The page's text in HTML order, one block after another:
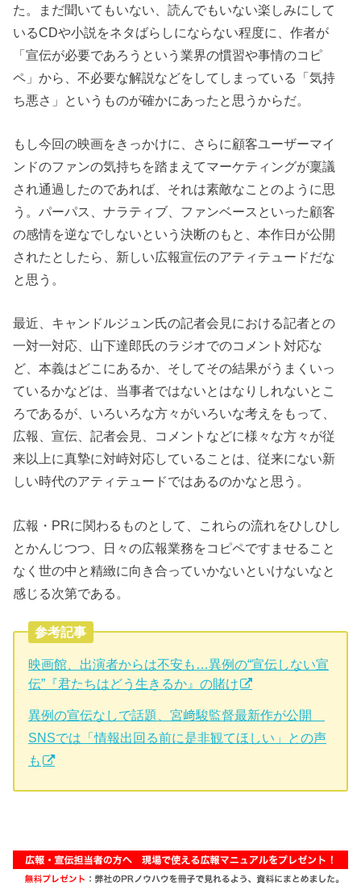
た。まだ聞いてもいない、読んでもいない楽しみにして
いるCDや小説をネタばらしにならない程度に、作者が
「宣伝が必要であろうという業界の慣習や事情のコピ
ペ」から、不必要な解説などをしてしまっている「気持
ち悪さ」というものが確かにあったと思うからだ。
もし今回の映画をきっかけに、さらに顧客ユーザーマイ
ンドのファンの気持ちを踏まえてマーケティングが稟議
され通過したのであれば、それは素敵なことのように思
う。パーパス、ナラティブ、ファンベースといった顧客
の感情を逆なでしないという決断のもと、本作日が公開
されたとしたら、新しい広報宣伝のアティテュードだな
と思う。
最近、キャンドルジュン氏の記者会見における記者との
一対一対応、山下達郎氏のラジオでのコメント対応な
ど、本義はどこにあるか、そしてその結果がうまくいっ
ているかなどは、当事者ではないとはなりしれないとこ
ろであるが、いろいろな方々がいろいな考えをもって、
広報、宣伝、記者会見、コメントなどに様々な方々が従
来以上に真摯に対峙対応していることは、従来にない新
しい時代のアティテュードではあるのかなと思う。
広報・PRに関わるものとして、これらの流れをひしひし
とかんじつつ、日々の広報業務をコピペですませること
なく世の中と精緻に向き合っていかないといけないなと
感じる次第である。
参考記事
映画館、出演者からは不安も…異例の“宣伝しない宣
伝”『君たちはどう生きるか』の賭け
異例の宣伝なしで話題、宮﨑駿監督最新作が公開
SNSでは「情報出回る前に是非観てほしい」との声
も